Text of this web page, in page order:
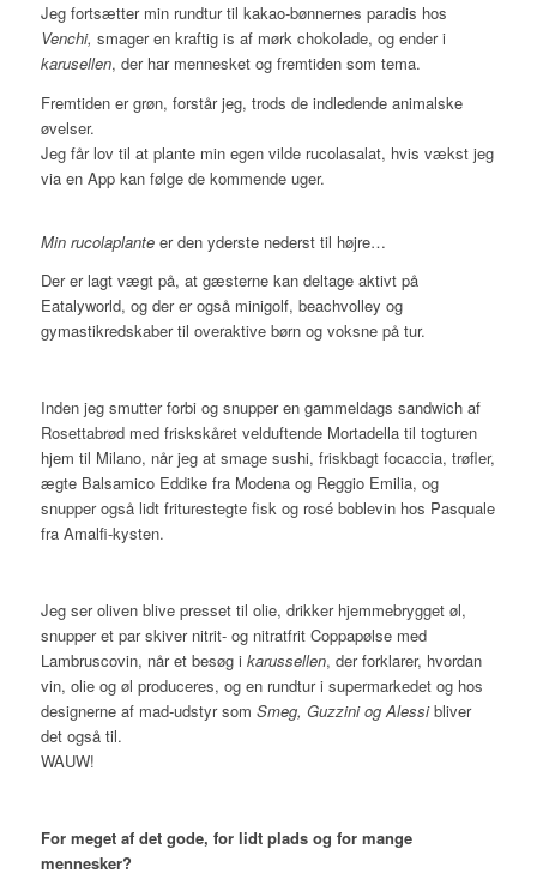
Jeg fortsætter min rundtur til kakao-bønnernes paradis hos
Venchi, smager en kraftig is af mørk chokolade, og ender i
karusellen, der har mennesket og fremtiden som tema.
Fremtiden er grøn, forstår jeg, trods de indledende animalske
øvelser.
Jeg får lov til at plante min egen vilde rucolasalat, hvis vækst jeg
via en App kan følge de kommende uger.
Min rucolaplanteer den yderste nederst til højre…
Der er lagt vægt på, at gæsterne kan deltage aktivt på
Eatalyworld, og der er også minigolf, beachvolley og
gymastikredskaber til overaktive børn og voksne på tur.
Inden jeg smutter forbi og snupper en gammeldags sandwich af
Rosettabrød med friskskåret velduftende Mortadella til togturen
hjem til Milano, når jeg at smage sushi, friskbagt focaccia, trøfler,
ægte Balsamico Eddike fra Modena og Reggio Emilia, og
snupper også lidt friturestegte fisk og rosé boblevin hos Pasquale
fra Amalfi-kysten.
Jeg ser oliven blive presset til olie, drikker hjemmebrygget øl,
snupper et par skiver nitrit- og nitratfrit Coppapølse med
Lambruscovin, når et besøg i karussellen, der forklarer, hvordan
vin, olie og øl produceres, og en rundtur i supermarkedet og hos
designerne af mad-udstyr som Smeg, Guzzini og Alessibliver
det også til.
WAUW!
For meget af det gode, for lidt plads og for mange
mennesker?